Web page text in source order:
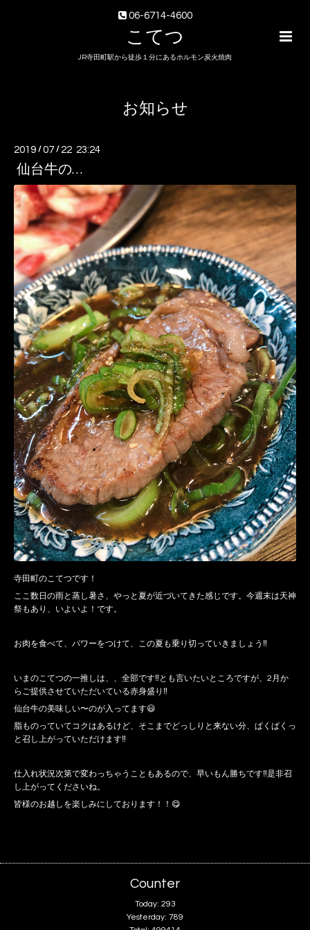
06-6714-4600
こてつ
JR寺田町駅から徒歩１分にあるホルモン炭火焼肉
お知らせ
2019 /07 / 22 23:24
仙台牛の…
寺田町のこてつです！
ここ数日の雨と蒸し暑さ、やっと夏が近づいてきた感じです。今週末は天神
祭もあり、いよいよ！です。
お肉を食べて、パワーをつけて、この夏も乗り切っていきましょう‼️
いまのこてつの一推しは、、全部です‼️とも言いたいところですが、2月か
らご提供させていただいている赤身盛り‼️
仙台牛の美味しい〜のが入ってます😃
脂ものっていてコクはあるけど、そこまでどっしりと来ない分、ぱくぱくっ
と召し上がっていただけます‼️
仕入れ状況次第で変わっちゃうこともあるので、早いもん勝ちです‼️是非召
し上がってくださいね。
皆様のお越しを楽しみにしております！！😋
Counter
Today: 293
Yesterday: 789